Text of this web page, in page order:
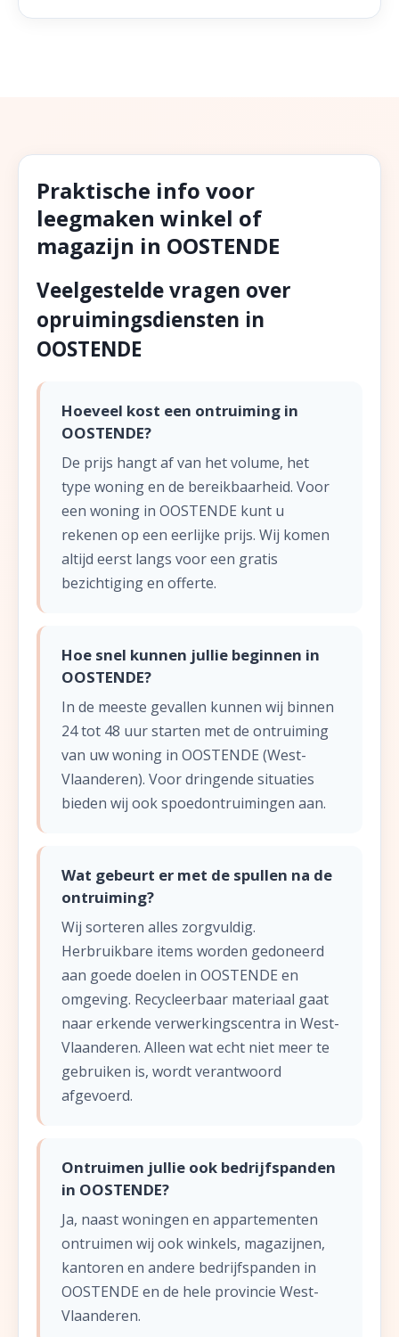
Praktische info voor
leegmaken winkel of
magazijn in OOSTENDE
Veelgestelde vragen over
opruimingsdiensten in
OOSTENDE
Hoeveel kost een ontruiming in
OOSTENDE?
De prijs hangt af van het volume, het
type woning en de bereikbaarheid. Voor
een woning in OOSTENDE kunt u
rekenen op een eerlijke prijs. Wij komen
altijd eerst langs voor een gratis
bezichtiging en offerte.
Hoe snel kunnen jullie beginnen in
OOSTENDE?
In de meeste gevallen kunnen wij binnen
24 tot 48 uur starten met de ontruiming
van uw woning in OOSTENDE (West-
Vlaanderen). Voor dringende situaties
bieden wij ook spoedontruimingen aan.
Wat gebeurt er met de spullen na de
ontruiming?
Wij sorteren alles zorgvuldig.
Herbruikbare items worden gedoneerd
aan goede doelen in OOSTENDE en
omgeving. Recycleerbaar materiaal gaat
naar erkende verwerkingscentra in West-
Vlaanderen. Alleen wat echt niet meer te
gebruiken is, wordt verantwoord
afgevoerd.
Ontruimen jullie ook bedrijfspanden
in OOSTENDE?
Ja, naast woningen en appartementen
ontruimen wij ook winkels, magazijnen,
kantoren en andere bedrijfspanden in
OOSTENDE en de hele provincie West-
Vlaanderen.